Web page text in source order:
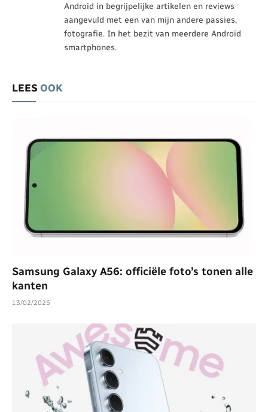
Android in begrijpelijke artikelen en reviews
aangevuld met een van mijn andere passies,
fotografie. In het bezit van meerdere Android
smartphones.
LEES OOK
Samsung Galaxy A56: officiële foto’s tonen alle
kanten
13/02/2025